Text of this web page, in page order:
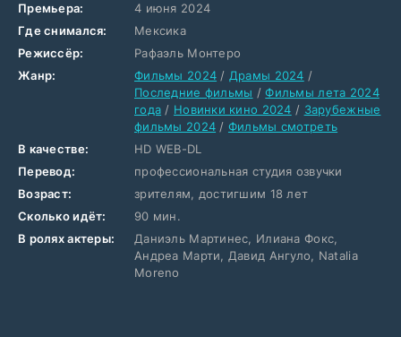
Премьера:
4 июня 2024
Где снимался:
Мексика
Режиссёр:
Рафаэль Монтеро
Жанр:
Фильмы 2024 / Драмы 2024 /
Последние фильмы /Фильмы лета 2024
года / Новинки кино 2024 / Зарубежные
фильмы 2024 / Фильмы смотреть
В качестве:
HD WEB-DL
Перевод:
профессиональная студия озвучки
Возраст:
зрителям, достигшим 18 лет
Сколько идёт:
90 мин.
В ролях актеры:
Даниэль Мартинес, Илиана Фокс,
Андреа Марти, Давид Ангуло, Natalia
Moreno